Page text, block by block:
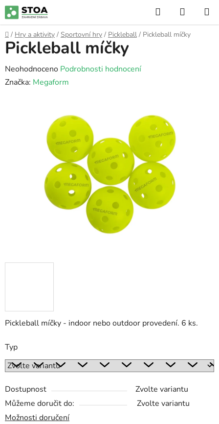
Přejít
na
obsah
Hledat
KOŠÍK
Domů
/ Hry a aktivity / Sportovní hry / Pickleball / Pickleball míčky
Pickleball míčky - indoor nebo outdoor provedení. 6 ks.
Typ
Dostupnost
Zvolte variantu
Můžeme doručit do:
Zvolte variantu
Možnosti doručení
Pickleball míčky
Průměrné
hodnocení
Neohodnoceno Podrobnosti hodnocení
Značka: Megaform